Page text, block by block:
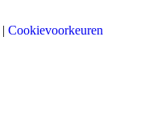
| Cookievoorkeuren